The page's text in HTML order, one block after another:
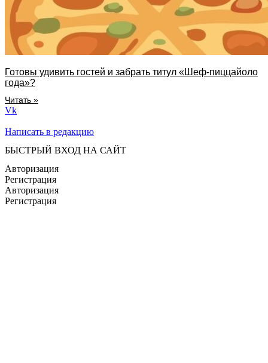
Готовы удивить гостей и забрать титул «Шеф-пиццайоло
года»?
Читать »
Vk
Написать в редакцию
БЫСТРЫЙ ВХОД НА САЙТ
Авторизация
Регистрация
Авторизация
Регистрация